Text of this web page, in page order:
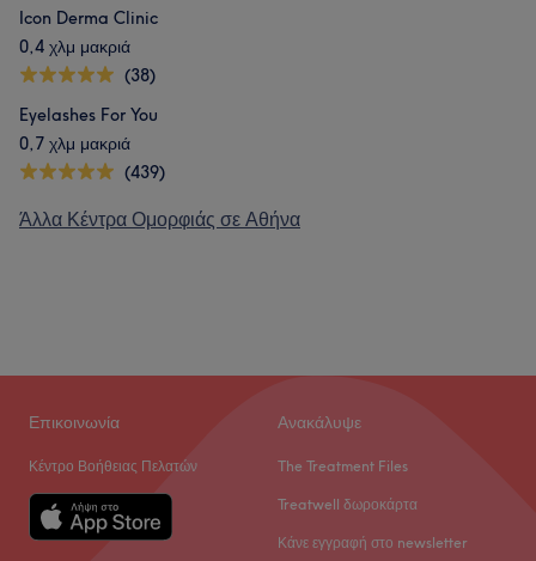
Icon Derma Clinic
0,4 χλμ μακριά
(38)
Eyelashes For You
0,7 χλμ μακριά
(439)
Άλλα Κέντρα Ομορφιάς σε Αθήνα
Επικοινωνία
Κέντρο Βοήθειας Πελατών
Ανακάλυψε
The Treatment Files
Treatwell δωροκάρτα
Κάνε εγγραφή στο newsletter